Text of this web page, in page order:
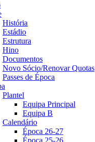
História
Estádio
Estrutura
Hino
Documentos
Novo Sócio/Renovar Quotas
Passes de Época
Plantel
Equipa Principal
Equipa B
Calendário
Época 26-27
Época 25-26